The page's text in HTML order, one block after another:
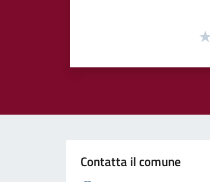
Contatta il comune